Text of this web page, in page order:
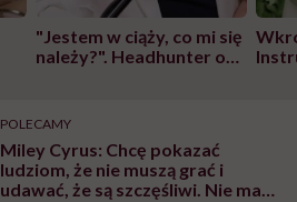
"Jestem w ciąży, co mi się
należy?". Headhunter o
pracy
POLECAMY
Miley Cyrus: Chcę pokazać
ludziom, że nie muszą grać i
udawać, że są szczęśliwi. Nie ma